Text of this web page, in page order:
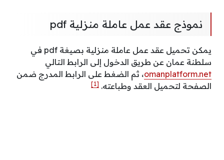
نموذج عقد عمل عاملة منزلية pdf
يمكن تحميل عقد عمل عاملة منزلية بصيغة pdf في
سلطنة عمان عن طريق الدخول إلى الرابط التالي
omanplatform.net، ثم الضغط على الرابط المدرج ضمن
الصفحة لتحميل العقد وطباعته. [1]